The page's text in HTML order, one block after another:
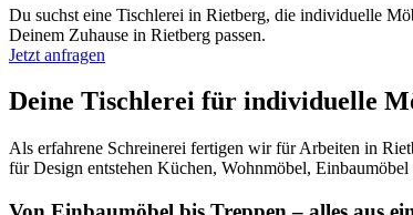
Du suchst eine Tischlerei in Rietberg, die individuelle
Deinem Zuhause in Rietberg passen.
Jetzt anfragen
Deine Tischlerei für individuelle
Als erfahrene Schreinerei fertigen wir für Arbeiten in
für Design entstehen Küchen, Wohnmöbel,